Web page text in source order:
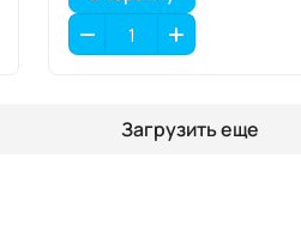
Загрузить еще